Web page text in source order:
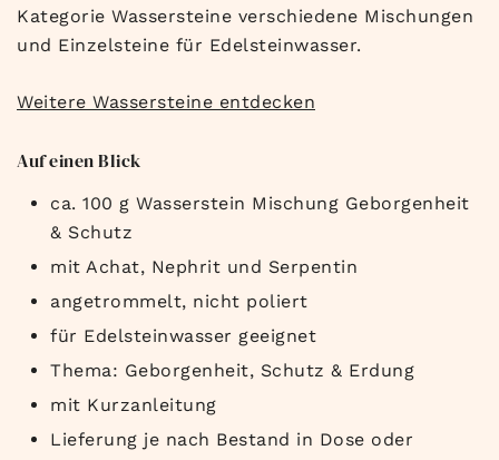
Kategorie Wassersteine verschiedene Mischungen
und Einzelsteine für Edelsteinwasser.
Weitere Wassersteine entdecken
Auf einen Blick
ca. 100 g Wasserstein Mischung Geborgenheit
& Schutz
mit Achat, Nephrit und Serpentin
angetrommelt, nicht poliert
für Edelsteinwasser geeignet
Thema: Geborgenheit, Schutz & Erdung
mit Kurzanleitung
Lieferung je nach Bestand in Dose oder